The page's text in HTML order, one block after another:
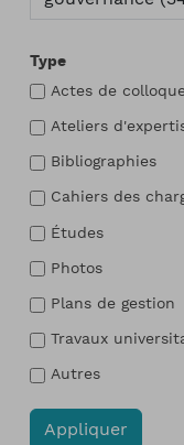
Type
Actes de
Ateliers
Bibliographies
Cahiers des
Études
Photos
Plans de gestion
Travaux
Autres